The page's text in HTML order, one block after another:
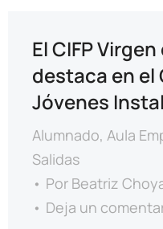
El CIFP
destaca en el
Jóvenes
Alumnado, Aula
Salidas
Por Beatriz
Deja un